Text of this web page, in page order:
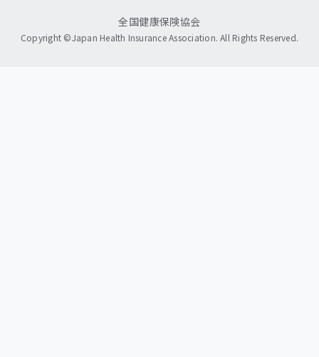
全国健康保険協会
Copyright ©Japan Health Insurance Association. All Rights Reserved.